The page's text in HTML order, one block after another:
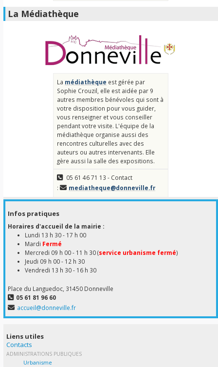
La Médiathèque
La médiathèque est gérée par
Sophie Crouzil, elle est aidée par 9
autres membres bénévoles qui sont à
votre disposition pour vous guider,
vous renseigner et vous conseiller
pendant votre visite. L'équipe de la
médiathèque organise aussi des
rencontres culturelles avec des
auteurs ou autres intervenants. Elle
gère aussi la salle des expositions.
05 61 46 71 13 - Contact
:
mediatheque@donneville.fr
Infos pratiques
Horaires d'accueil de la mairie :
Lundi 13 h 30 - 17 h 00
Mardi Fermé
Mercredi 09 h 00 - 11 h 30 (service urbanisme fermé)
Jeudi 09 h 00 - 12 h 30
Vendredi 13 h 30 - 16 h 30
Place du Languedoc, 31450 Donneville
05 61 81 96 60
accueil@donneville.fr
Liens utiles
Contacts
ADMINISTRATIONS PUBLIQUES
Urbanisme